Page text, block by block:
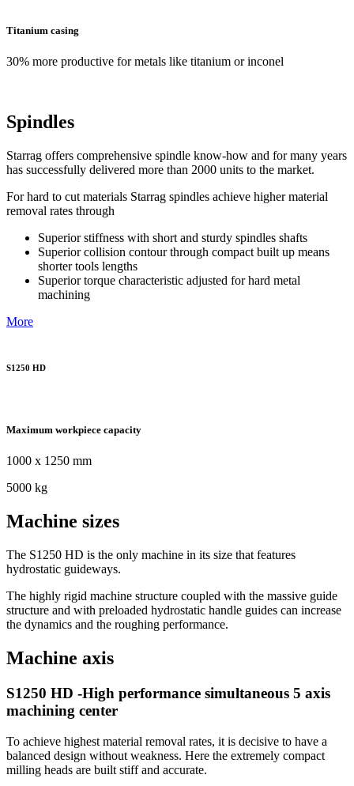
Titanium casing
30% more productive for metals like titanium or inconel
Spindles
Starrag offers comprehensive spindle know-how and for many years
has successfully delivered more than 2000 units to the market.
For hard to cut materials Starrag spindles achieve higher material
removal rates through
Superior stiffness with short and sturdy spindles shafts
Superior collision contour through compact built up means
shorter tools lengths
Superior torque characteristic adjusted for hard metal
machining
More
S1250 HD
Maximum workpiece capacity
1000 x 1250 mm
5000 kg
Machine sizes
The S1250 HD is the only machine in its size that features
hydrostatic guideways.
The highly rigid machine structure coupled with the massive guide
structure and with preloaded hydrostatic handle guides can increase
the dynamics and the roughing performance.
Machine axis
S1250 HD -High performance simultaneous 5 axis
machining center
To achieve highest material removal rates, it is decisive to have a
balanced design without weakness. Here the extremely compact
milling heads are built stiff and accurate.